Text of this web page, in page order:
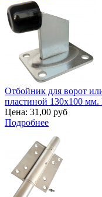
Отбойник для ворот
пластиной 130х100
Цена: 31,00 руб
Подробнее